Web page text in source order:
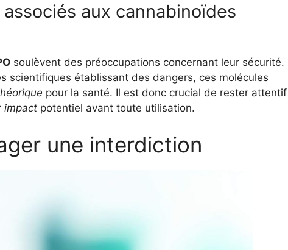
aux cannabinoïdes
soulèvent des préoccupations concernant leur sécurité.
scientifiques établissant des dangers, ces molécules
pour la santé. Il est donc crucial de rester attentif
impact potentiel avant toute utilisation.
une interdiction